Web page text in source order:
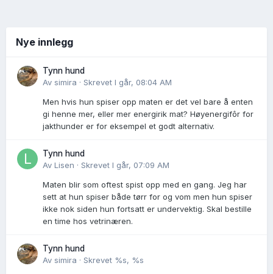
Nye innlegg
Tynn hund
Av simira · Skrevet I går, 08:04 AM
Men hvis hun spiser opp maten er det vel bare å enten
gi henne mer, eller mer energirik mat? Høyenergifôr for
jakthunder er for eksempel et godt alternativ.
Tynn hund
Av Lisen · Skrevet I går, 07:09 AM
Maten blir som oftest spist opp med en gang. Jeg har
sett at hun spiser både tørr for og vom men hun spiser
ikke nok siden hun fortsatt er undervektig. Skal bestille
en time hos vetrinæren.
Tynn hund
Av simira · Skrevet %s, %s